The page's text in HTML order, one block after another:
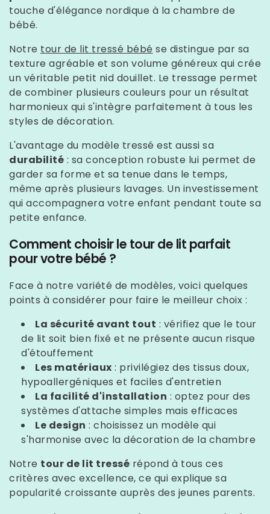
touche d'élégance nordique à la chambre de
bébé.
Notre tour de lit tressé bébé se distingue par sa
texture agréable et son volume généreux qui crée
un véritable petit nid douillet. Le tressage permet
de combiner plusieurs couleurs pour un résultat
harmonieux qui s'intègre parfaitement à tous les
styles de décoration.
L'avantage du modèle tressé est aussi sa
durabilité : sa conception robuste lui permet de
garder sa forme et sa tenue dans le temps,
même après plusieurs lavages. Un investissement
qui accompagnera votre enfant pendant toute sa
petite enfance.
Comment choisir le tour de lit parfait
pour votre bébé ?
Face à notre variété de modèles, voici quelques
points à considérer pour faire le meilleur choix :
La sécurité avant tout : vérifiez que le tour
de lit soit bien fixé et ne présente aucun risque
d'étouffement
Les matériaux : privilégiez des tissus doux,
hypoallergéniques et faciles d'entretien
La facilité d'installation : optez pour des
systèmes d'attache simples mais efficaces
Le design : choisissez un modèle qui
s'harmonise avec la décoration de la chambre
Notre tour de lit tressé répond à tous ces
critères avec excellence, ce qui explique sa
popularité croissante auprès des jeunes parents.